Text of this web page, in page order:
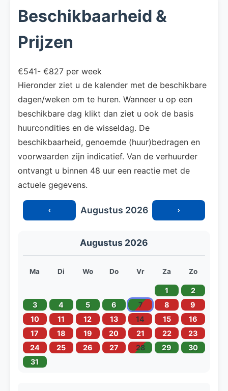
Beschikbaarheid &
Prijzen
€541- €827 per week
Hieronder ziet u de kalender met de beschikbare
dagen/weken om te huren. Wanneer u op een
beschikbare dag klikt dan ziet u ook de basis
huurcondities en de wisseldag. De
beschikbaarheid, genoemde (huur)bedragen en
voorwaarden zijn indicatief. Van de verhuurder
ontvangt u binnen 48 uur een reactie met de
actuele gegevens.
‹ Augustus 2026 ›
Augustus 2026
Ma Di Wo Do Vr Za Zo
1
2
3
4 5 6 7 8
9
10
11 12 13 14 15
16
17
18 19 20 21 22
23
24
25 26 27 28 29
30
31